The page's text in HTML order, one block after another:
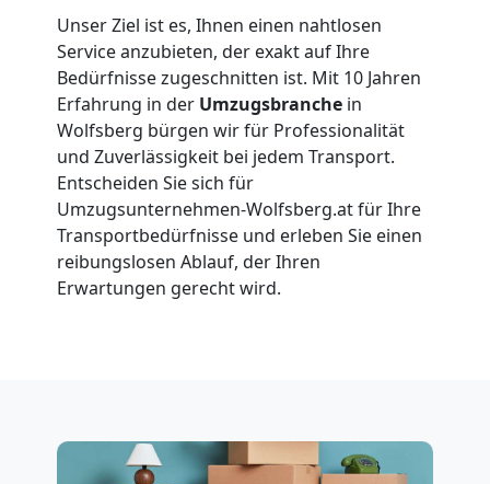
Unser Ziel ist es, Ihnen einen nahtlosen
Service anzubieten, der exakt auf Ihre
Bedürfnisse zugeschnitten ist. Mit 10 Jahren
Erfahrung in der Umzugsbranche in
Wolfsberg bürgen wir für Professionalität
und Zuverlässigkeit bei jedem Transport.
Entscheiden Sie sich für
Umzugsunternehmen-Wolfsberg.at für Ihre
Transportbedürfnisse und erleben Sie einen
reibungslosen Ablauf, der Ihren
Erwartungen gerecht wird.
Wolfsberg
Vereinsumzug
Wolfsberg
Anfrage
Möbeltransport